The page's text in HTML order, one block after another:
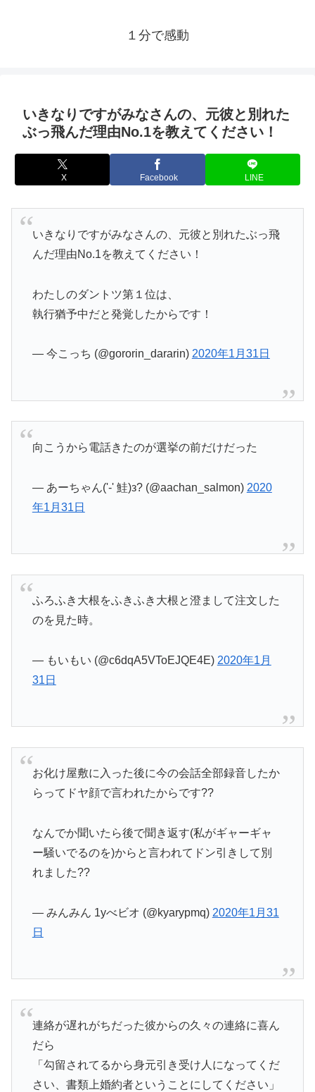
１分で感動
いきなりですがみなさんの、元彼と別れた
ぶっ飛んだ理由No.1を教えてください！
X Facebook LINE
いきなりですがみなさんの、元彼と別れたぶっ飛
んだ理由No.1を教えてください！
わたしのダントツ第１位は、
執行猶予中だと発覚したからです！
— 今こっち (@gororin_dararin) 2020年1月31日
向こうから電話きたのが選挙の前だけだった
— あーちゃん('-' 鮭)з? (@aachan_salmon) 2020
年1月31日
ふろふき大根をふきふき大根と澄まして注文した
のを見た時。
— もいもい (@c6dqA5VToEJQE4E) 2020年1月
31日
お化け屋敷に入った後に今の会話全部録音したか
らってドヤ顔で言われたからです??
なんでか聞いたら後で聞き返す(私がギャーギャ
ー騒いでるのを)からと言われてドン引きして別
れました??
— みんみん 1yべビオ (@kyarypmq) 2020年1月31
日
連絡が遅れがちだった彼からの久々の連絡に喜ん
だら
「勾留されてるから身元引き受け人になってくだ
さい、書類上婚約者ということにしてください」